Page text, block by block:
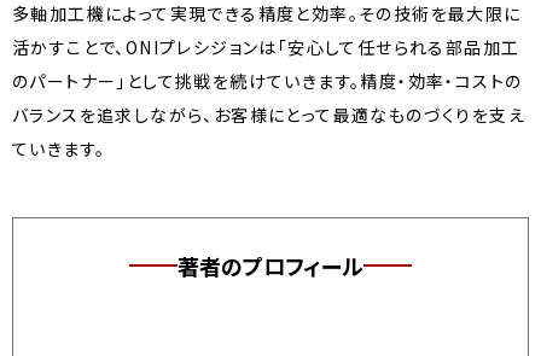
多軸加工機によって実現できる精度と効率。その技術を最大限に
活かすことで、ONIプレシジョンは「安心して任せられる部品加工
のパートナー」として挑戦を続けていきます。精度・効率・コストの
バランスを追求しながら、お客様にとって最適なものづくりを支え
ていきます。
著者のプロフィール